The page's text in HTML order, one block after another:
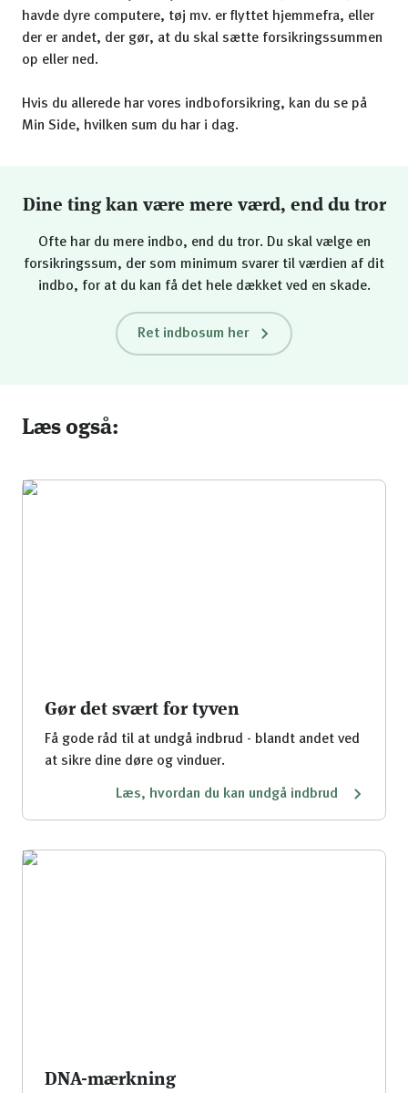
havde dyre computere, tøj mv. er flyttet hjemmefra, eller
der er andet, der gør, at du skal sætte forsikringssummen
op eller ned.
Hvis du allerede har vores indboforsikring, kan du se på
Min Side, hvilken sum du har i dag.
Dine ting kan være mere værd, end du tror
Ofte har du mere indbo, end du tror. Du skal vælge en
forsikringssum, der som minimum svarer til værdien af dit
indbo, for at du kan få det hele dækket ved en skade.
Ret indbosum her
Læs også:
Gør det svært for tyven
Få gode råd til at undgå indbrud - blandt andet ved
at sikre dine døre og vinduer.
Læs, hvordan du kan undgå indbrud
DNA-mærkning